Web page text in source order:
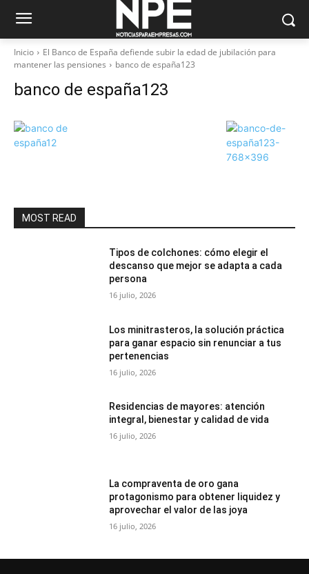
Inicio
El Banco de España defiende subir la edad de jubilación para
mantener las pensiones
banco de españa123
banco de españa123
MOST READ
Tipos de colchones: cómo elegir el
descanso que mejor se adapta a cada
persona
16 julio, 2026
Los minitrasteros, la solución práctica
para ganar espacio sin renunciar a tus
pertenencias
16 julio, 2026
Residencias de mayores: atención
integral, bienestar y calidad de vida
16 julio, 2026
La compraventa de oro gana
protagonismo para obtener liquidez y
aprovechar el valor de las joya
16 julio, 2026